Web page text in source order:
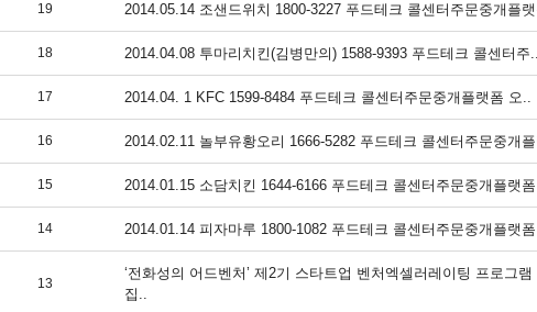
19 2014.05.14 조샌드위치 1800-3227 푸드테크 콜센터주문중개플
18 2014.04.08 투마리치킨(김병만의) 1588-9393 푸드테크 콜센터주..
17 2014.04. 1 KFC 1599-8484 푸드테크 콜센터주문중개플랫폼 오..
16 2014.02.11 놀부유황오리 1666-5282 푸드테크 콜센터주문중개
15 2014.01.15 소담치킨 1644-6166 푸드테크 콜센터주문중개플랫
14 2014.01.14 피자마루 1800-1082 푸드테크 콜센터주문중개플랫
13
‘전화성의 어드벤처’ 제2기 스타트업 벤처엑셀러레이팅 프로그
집..